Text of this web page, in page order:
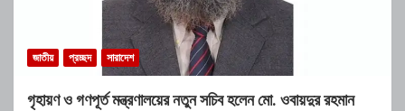
জাতীয় প্রচ্ছদ সারাদেশ
গৃহায়ণ ও গণপূর্ত মন্ত্রণালয়ের নতুন সচিব হলেন মো. ওবায়দুর রহমান